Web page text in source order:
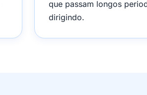
que passam longos
dirigindo.